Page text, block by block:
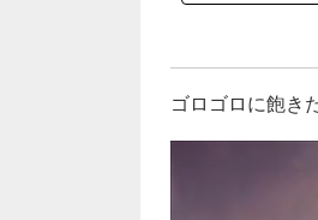
ゴロゴロに飽き